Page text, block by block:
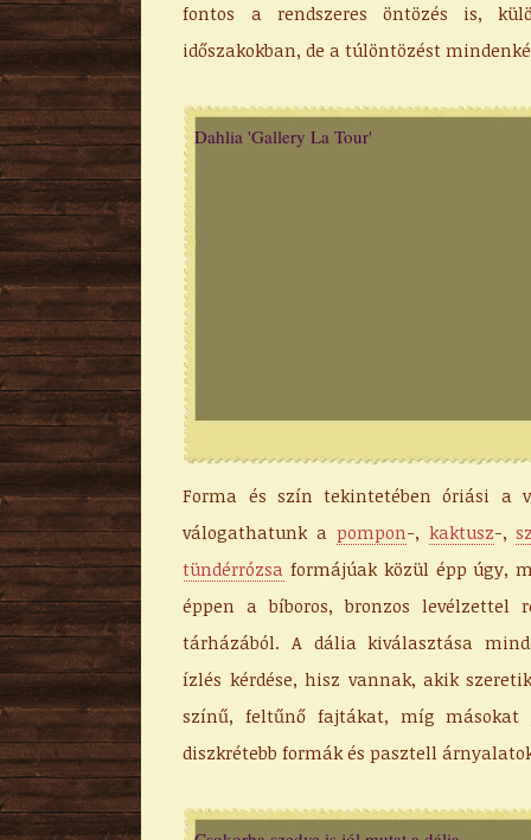
fontos a rendszeres öntözés is,
időszakokban, de a túlöntözést
Dahlia 'Gallery La Tour'
Forma és szín tekintetében óriási a
válogathatunk a pompon-, kaktusz-,
tündérrózsa formájúak közül épp úgy,
éppen a bíboros, bronzos levélzettel
tárházából. A dália kiválasztása
ízlés kérdése, hisz vannak, akik
színű, feltűnő fajtákat, míg másokat
diszkrétebb formák és pasztell